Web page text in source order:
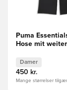
Puma
Hose mit
Damer
450 kr.
Mange størrelser